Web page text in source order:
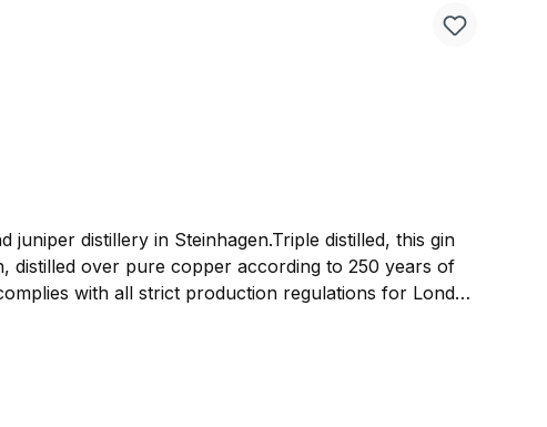
distillery in Steinhagen.Triple distilled, this gin
distilled over pure copper according to 250 years of
with all strict production regulations for London
flavors or colorings is completely avoided.To